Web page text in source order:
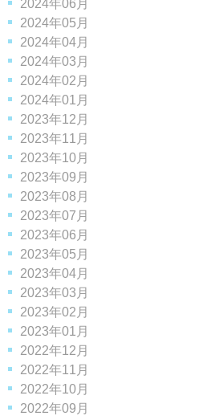
2024年06月
2024年05月
2024年04月
2024年03月
2024年02月
2024年01月
2023年12月
2023年11月
2023年10月
2023年09月
2023年08月
2023年07月
2023年06月
2023年05月
2023年04月
2023年03月
2023年02月
2023年01月
2022年12月
2022年11月
2022年10月
2022年09月